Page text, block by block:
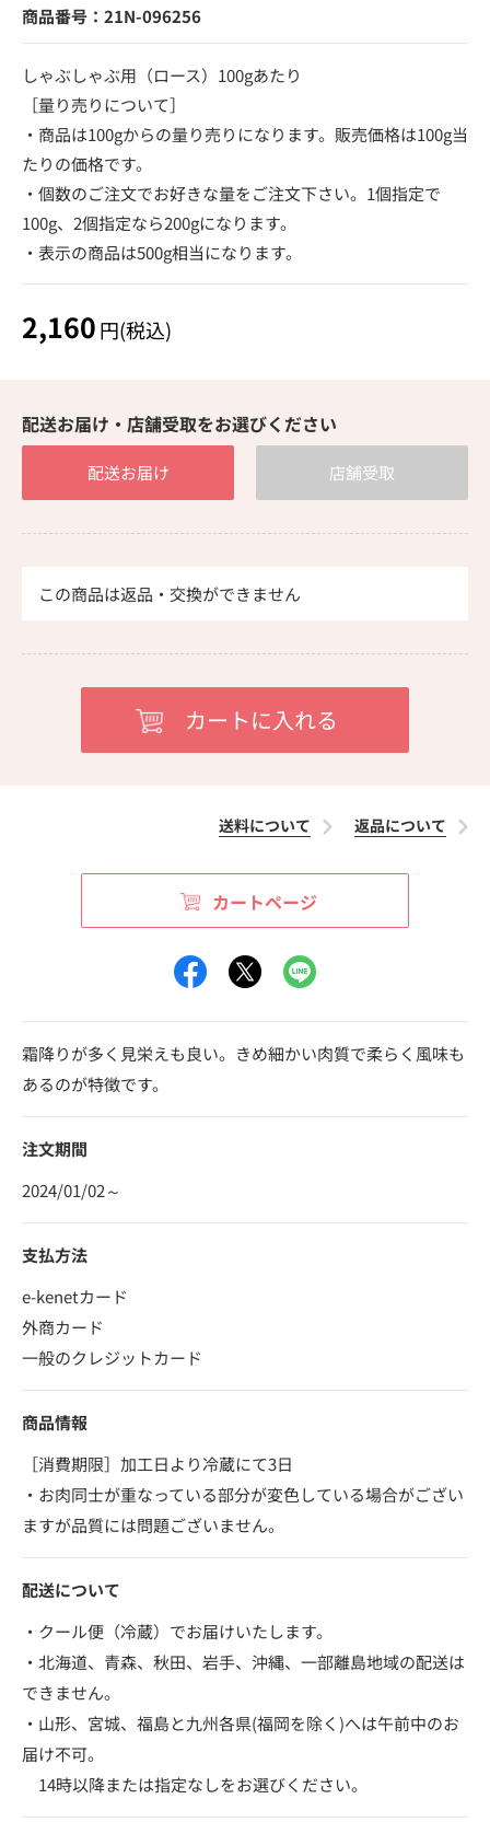
商品番号：21N-096256
しゃぶしゃぶ用（ロース）100gあたり
［量り売りについて］
・商品は100gからの量り売りになります。販売価格は100g当
たりの価格です。
・個数のご注文でお好きな量をご注文下さい。1個指定で
100g、2個指定なら200gになります。
・表示の商品は500g相当になります。
2,160円(税込)
配送お届け・店舗受取をお選びください
配送お届け 店舗受取
この商品は返品・交換ができません
送料について 返品について
カートページ
霜降りが多く見栄えも良い。きめ細かい肉質で柔らく風味も
あるのが特徴です。
注文期間
2024/01/02～
支払方法
e-kenetカード
外商カード
一般のクレジットカード
商品情報
［消費期限］加工日より冷蔵にて3日
・お肉同士が重なっている部分が変色している場合がござい
ますが品質には問題ございません。
配送について
・クール便（冷蔵）でお届けいたします。
・北海道、青森、秋田、岩手、沖縄、一部離島地域の配送は
できません。
・山形、宮城、福島と九州各県(福岡を除く)へは午前中のお
届け不可。
14時以降または指定なしをお選びください。